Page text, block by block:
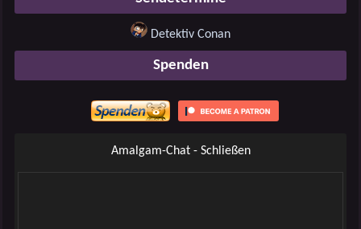
Detektiv Conan
Spenden
Amalgam-Chat - Schließen